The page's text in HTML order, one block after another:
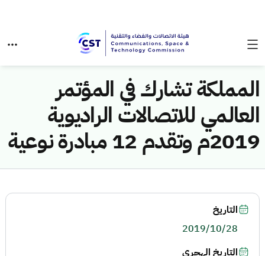
المملكة تشارك في المؤتمر
العالمي للاتصالات الراديوية
2019م وتقدم 12 مبادرة نوعية
التاريخ
2019/10/28
التاريخ الهجري